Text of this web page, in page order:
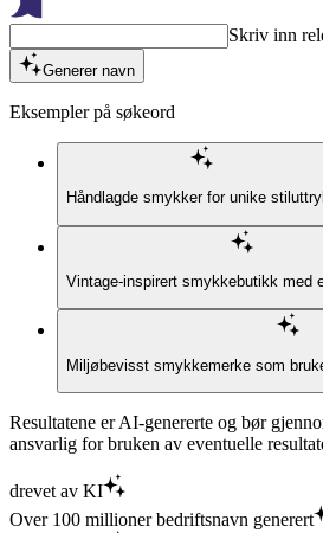
Skriv inn
Generer navn
Eksempler på søkeord
Håndlagde smykker for unike
Vintage-inspirert smykkebutikk med
Miljøbevisst smykkemerke som
Resultatene er AI-genererte og bør
ansvarlig for bruken av eventuelle
drevet av KI
Over 100 millioner bedriftsnavn generert